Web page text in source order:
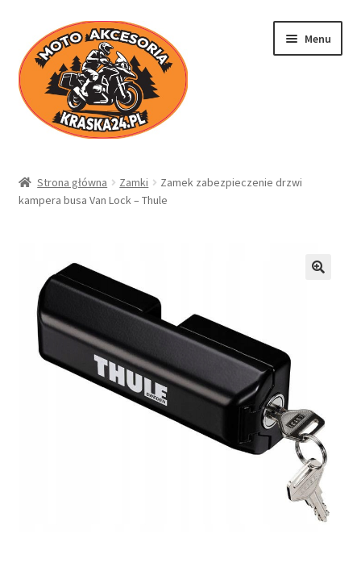
Przejdź
do
nawigacji
Przejdź
do
treści
Menu
Sklep
Moje konto
Regulamin
Polityka prywatności
Strona główna Zamki
Zamek zabezpieczenie drzwi
kampera busa Van Lock – Thule